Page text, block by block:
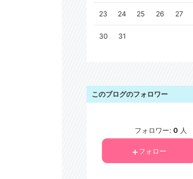
23 24 25 26 27
30 31
このブログのフォロワー
フォロワー: 0 人
フォロー